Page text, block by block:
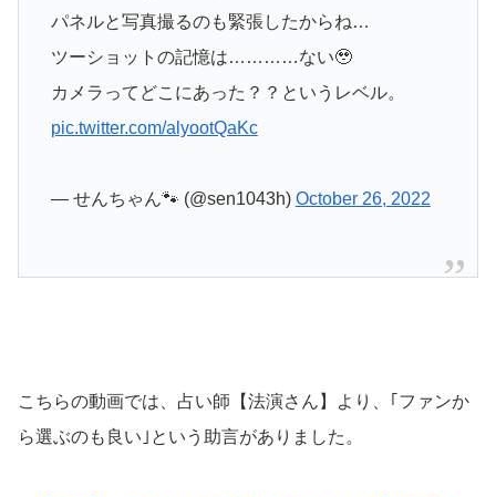
パネルと写真撮るのも緊張したからね…
ツーショットの記憶は…………ない🥹
カメラってどこにあった？？というレベル。
pic.twitter.com/alyootQaKc
— せんちゃん🐾 (@sen1043h) October 26, 2022
こちらの動画では、占い師【法演さん】より、｢ファンか
ら選ぶのも良い｣という助言がありました。